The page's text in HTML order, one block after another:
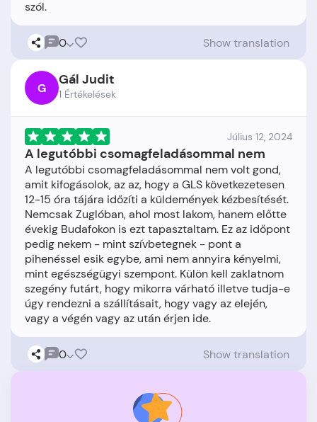
0 Show translation
G Gál Judit
1 Értékelések
Július 12, 2024
A legutóbbi csomagfeladásommal nem
A legutóbbi csomagfeladásommal nem volt gond,
amit kifogásolok, az az, hogy a GLS következetesen
12-15 óra tájára időzíti a küldemények kézbesítését.
Nemcsak Zuglóban, ahol most lakom, hanem előtte
évekig Budafokon is ezt tapasztaltam. Ez az időpont
pedig nekem - mint szívbetegnek - pont a
pihenéssel esik egybe, ami nem annyira kényelmi,
mint egészségügyi szempont. Külön kell zaklatnom
szegény futárt, hogy mikorra várható illetve tudja-e
úgy rendezni a szállításait, hogy vagy az elején,
0 Show translation